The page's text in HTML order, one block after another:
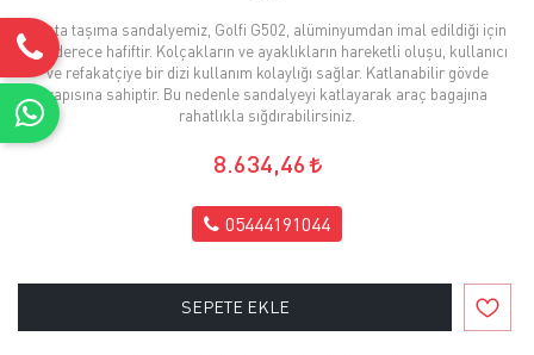
Hasta taşıma sandalyemiz, Golfi G502, alüminyumdan imal edildiği için
son derece hafiftir. Kolçakların ve ayaklıkların hareketli oluşu, kullanıcı
ve refakatçiye bir dizi kullanım kolaylığı sağlar. Katlanabilir gövde
yapısına sahiptir. Bu nedenle sandalyeyi katlayarak araç bagajına
rahatlıkla sığdırabilirsiniz.
8.634,46
05444191044
SEPETE EKLE